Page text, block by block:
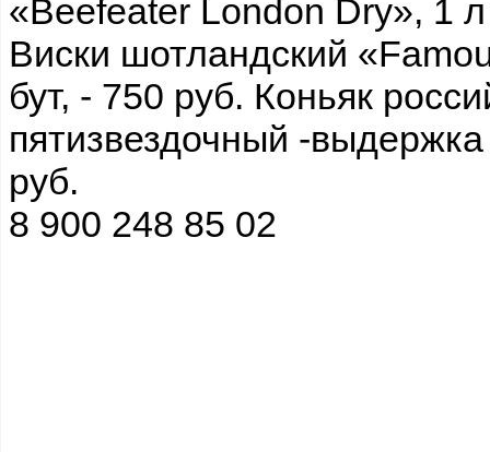
«Beefeater London Dry», 1
Виски шотландский
бут, - 750 руб. Коньяк
пятизвездочный -
руб.
8 900 248 85 02